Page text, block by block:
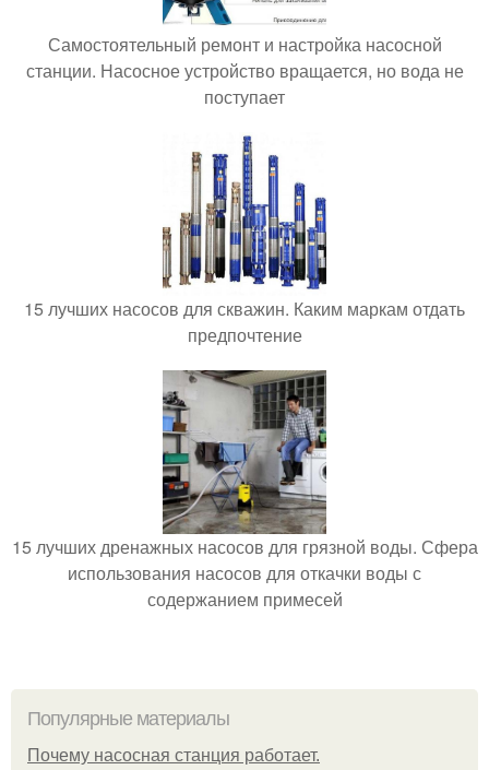
Самостоятельный ремонт и настройка насосной
станции. Насосное устройство вращается, но вода не
поступает
15 лучших насосов для скважин. Каким маркам отдать
предпочтение
15 лучших дренажных насосов для грязной воды. Сфера
использования насосов для откачки воды с
содержанием примесей
Популярные материалы
Почему насосная станция работает.